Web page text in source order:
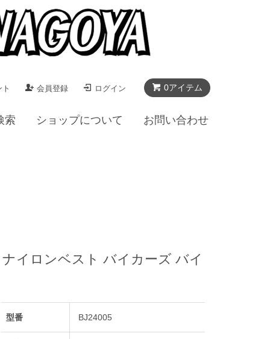
0アイテム
会員登録 ログイン
索 ショップについて お問い合わせ
イロンベスト バイカーズ バイ
型番 BJ24005